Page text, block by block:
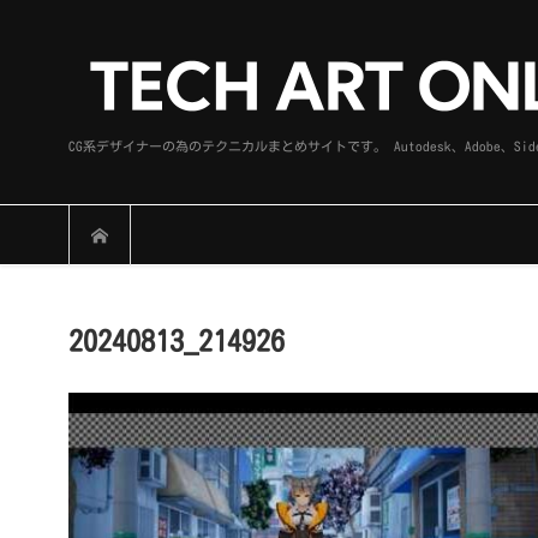
CG系デザイナーの為のテクニカルまとめサイトです。 Autodesk、Adobe、
20240813_214926